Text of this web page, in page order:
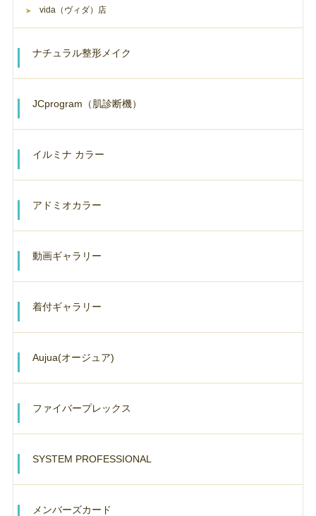
vida（ヴィダ）店
ナチュラル整形メイク
JCprogram（肌診断機）
イルミナ カラー
アドミオカラー
動画ギャラリー
着付ギャラリー
Aujua(オージュア)
ファイバープレックス
SYSTEM PROFESSIONAL
メンバーズカード